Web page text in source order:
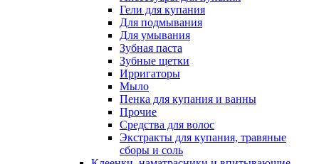
Гели для купания
Для подмывания
Для умывания
Зубная паста
Зубные щетки
Ирригаторы
Мыло
Пенка для купания и ванны
Прочие
Средства для волос
Экстракты для купания, травяные
сборы и соль